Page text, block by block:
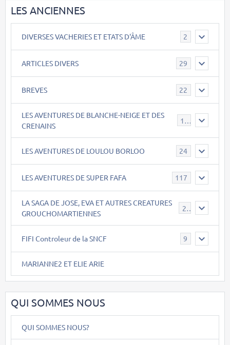
LES ANCIENNES
DIVERSES VACHERIES ET ETATS D'ÂME 2
ARTICLES DIVERS 29
BREVES 22
LES AVENTURES DE BLANCHE-NEIGE ET DES
CRENAINS
17
LES AVENTURES DE LOULOU BORLOO 24
LES AVENTURES DE SUPER FAFA 117
LA SAGA DE JOSE, EVA ET AUTRES CREATURES
GROUCHOMARTIENNES
26
FIFI Controleur de la SNCF 9
MARIANNE2 ET ELIE ARIE
QUI SOMMES NOUS
QUI SOMMES NOUS?